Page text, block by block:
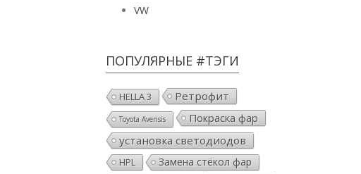
VW
ПОПУЛЯРНЫЕ #ТЭГИ
HELLA 3 Ретрофит
Toyota Avensis
Покраска фар
установка светодиодов
HPL Замена стёкол фар